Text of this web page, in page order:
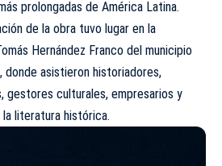
prolongadas de América Latina.
de la obra tuvo lugar en la
Hernández Franco del municipio
donde asistieron historiadores,
gestores culturales, empresarios y
literatura histórica.